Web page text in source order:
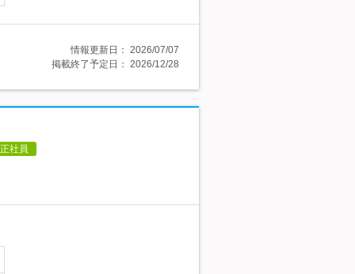
情報更新日： 2026/07/07
掲載終了予定日： 2026/12/28
正社員